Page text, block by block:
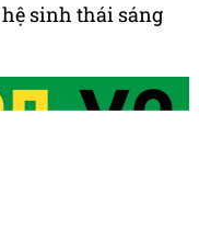
sinh thái sáng